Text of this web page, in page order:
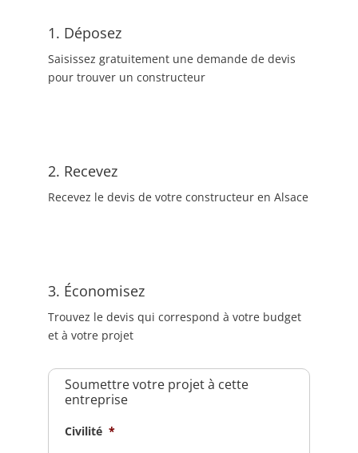
1. Déposez
Saisissez gratuitement une demande de devis
pour trouver un constructeur
2. Recevez
Recevez le devis de votre constructeur en Alsace
3. Économisez
Trouvez le devis qui correspond à votre budget
et à votre projet
Soumettre votre projet à cette
entreprise
Civilité *